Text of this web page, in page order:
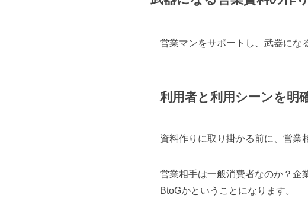
営業マンをサポートし、武器にな
利用者と利用シーンを明
資料作りに取り掛かる前に、営業
営業相手は一般消費者なのか？企
BtoGかということになります。